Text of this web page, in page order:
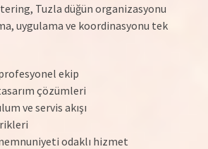
Tuzla düğün organizasyonu
uygulama ve koordinasyonu tek
ekip
çözümleri
ve servis akışı
odaklı hizmet